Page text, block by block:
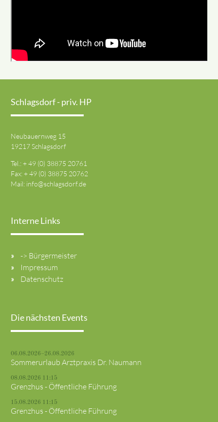
Schlagsdorf - priv. HP
Neubauernweg 15
19217 Schlagsdorf
Tel.: + 49 (0) 38875 20761
Fax: + 49 (0) 38875 20762
Mail: info@schlagsdorf.de
Interne Links
-> Bürgermeister
Impressum
Datenschutz
Die nächsten Events
06.08.2026–26.08.2026
Sommerurlaub Arztpraxis Dr. Naumann
08.08.2026 11:15
Grenzhus - Öffentliche Führung
15.08.2026 11:15
Grenzhus - Öffentliche Führung